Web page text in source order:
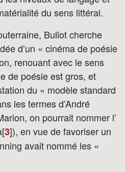
du sens littéral.
Bullot cherche
d’un « cinéma de poésie
renouant avec le sens
de poésie est gros, et
du « modèle standard
les termes d’André
on pourrait nommer l’
3]), en vue de favoriser un
avait nommé les «